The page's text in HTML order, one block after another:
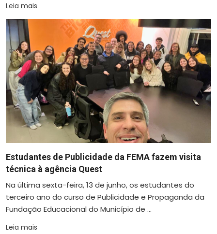
Leia mais
Estudantes de Publicidade da FEMA fazem visita
técnica à agência Quest
Na última sexta-feira, 13 de junho, os estudantes do
terceiro ano do curso de Publicidade e Propaganda da
Fundação Educacional do Município de ...
Leia mais